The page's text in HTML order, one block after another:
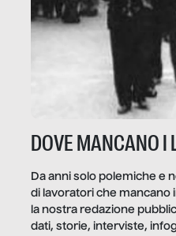
DOVE MANCANO I
Da anni solo polemiche e
di lavoratori che mancano
la nostra redazione
dati, storie, interviste,